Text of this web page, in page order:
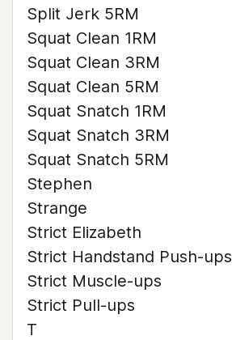
Split Jerk 5RM
Squat Clean 1RM
Squat Clean 3RM
Squat Clean 5RM
Squat Snatch 1RM
Squat Snatch 3RM
Squat Snatch 5RM
Stephen
Strange
Strict Elizabeth
Strict Handstand Push-ups
Strict Muscle-ups
Strict Pull-ups
T